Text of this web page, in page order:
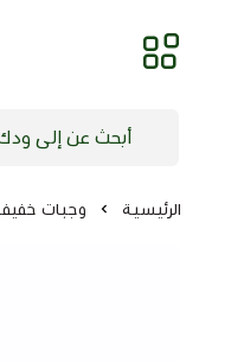
الرئيسية وجبات